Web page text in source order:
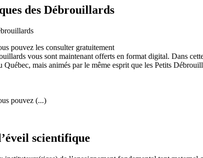
des Débrouillards
pouvez les consulter gratuitement
vous sont maintenant offerts en format digital. Dans
mais animés par le même esprit que les Petits
pouvez (...)
scientifique